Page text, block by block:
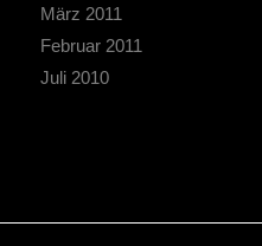
März 2011
Februar 2011
Juli 2010